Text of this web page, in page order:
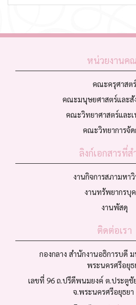
หน่วยงานค
คณะครุศาสตร์
คณะมนุษยศาสตร์และสั
คณะวิทยาศาสตร์และเ
คณะวิทยาการจัด
ลิงก์เอกสารที่
งานกิจการสภามหา
งานทรัพยากรบุ
งานพัสดุ
ติดต่อเรา
กองกลาง สำนักงานอธิการบดี
พระนครศรีอยุธ
เลขที่ 96 ถ.ปรีดีพนมยงค์ ต.ประตูชั
จ.พระนครศรีอยุธยา